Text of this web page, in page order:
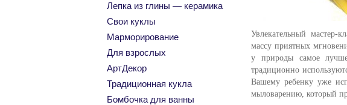
Лепка из глины — керамика
Свои куклы
Марморирование
Для взрослых
АртДекор
Традиционная кукла
Бомбочка для ванны
Увлекательный
массу приятных
у природы самое
традиционно
Вашему ребенку уже
мыловарению, который